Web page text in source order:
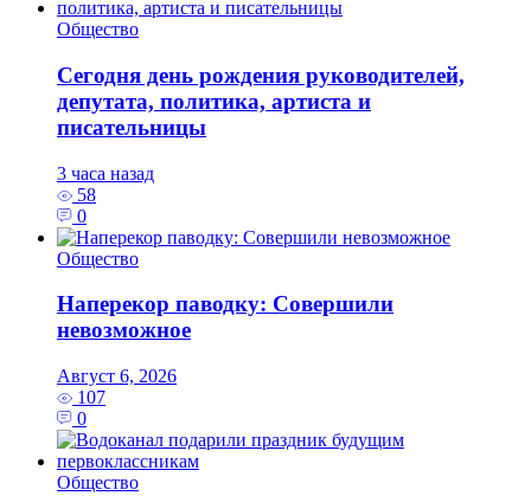
Общество
Сегодня день рождения руководителей,
депутата, политика, артиста и
писательницы
3 часа назад
58
0
Общество
Наперекор паводку: Совершили
невозможное
Август 6, 2026
107
0
Общество